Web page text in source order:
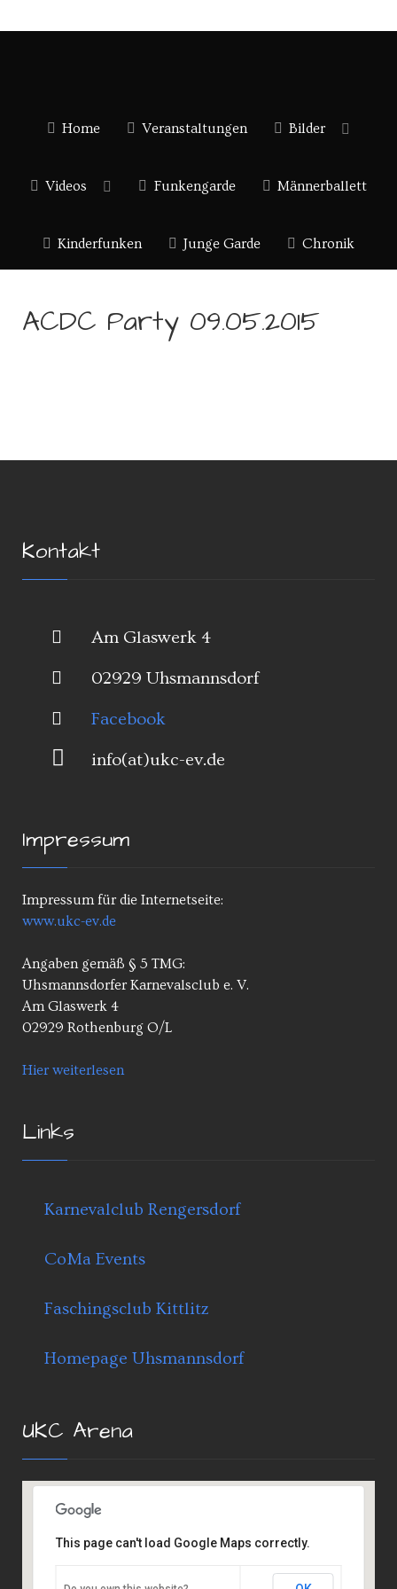
Home Veranstaltungen Bilder
Videos Funkengarde Männerballett
Kinderfunken Junge Garde Chronik
ACDC Party 09.05.2015
Kontakt
Am Glaswerk 4
02929 Uhsmannsdorf
Facebook
info(at)ukc-ev.de
Impressum
Impressum für die Internetseite:
www.ukc-ev.de
Angaben gemäß § 5 TMG:
Uhsmannsdorfer Karnevalsclub e. V.
Am Glaswerk 4
02929 Rothenburg O/L
Hier weiterlesen
Links
Karnevalclub Rengersdorf
CoMa Events
Faschingsclub Kittlitz
Homepage Uhsmannsdorf
UKC Arena
This page can't load Google Maps correctly.